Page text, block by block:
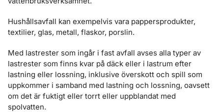
Hushållsavfall kan exempelvis vara pappersprodukter,
textilier, glas, metall, flaskor, porslin.
Med lastrester som ingår i fast avfall avses alla typer av
lastrester som finns kvar på däck eller i lastrum efter
lastning eller lossning, inklusive överskott och spill som
uppkommer i samband med lastning och lossning, oavsett
om det är fuktigt eller torrt eller uppblandat med
spolvatten.